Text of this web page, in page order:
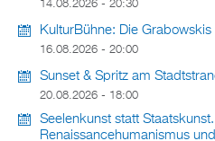
14.08.2026 - 20:30
KulturBühne: Die Grabowskis
16.08.2026 - 20:00
Sunset & Spritz am
20.08.2026 - 18:00
Seelenkunst statt
Renaissancehumanismus